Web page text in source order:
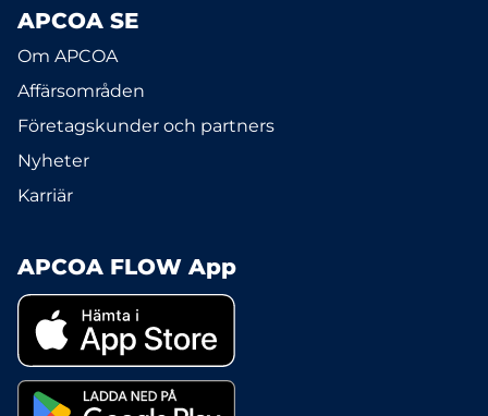
APCOA SE
Om APCOA
Affärsområden
Företagskunder och partners
Nyheter
Karriär
APCOA FLOW App